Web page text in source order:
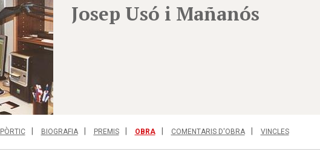
Josep Usó i Mañanós
PÒRTIC BIOGRAFIA PREMIS OBRA COMENTARIS D'OBRA VINCLES